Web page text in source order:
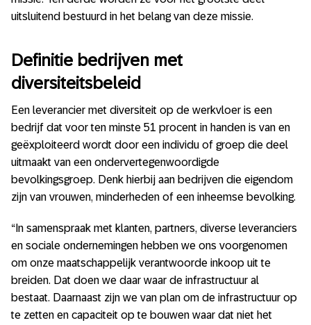
uitsluitend bestuurd in het belang van deze missie.
Definitie bedrijven met
diversiteitsbeleid
Een leverancier met diversiteit op de werkvloer is een
bedrijf dat voor ten minste 51 procent in handen is van en
geëxploiteerd wordt door een individu of groep die deel
uitmaakt van een ondervertegenwoordigde
bevolkingsgroep. Denk hierbij aan bedrijven die eigendom
zijn van vrouwen, minderheden of een inheemse bevolking.
“In samenspraak met klanten, partners, diverse leveranciers
en sociale ondernemingen hebben we ons voorgenomen
om onze maatschappelijk verantwoorde inkoop uit te
breiden. Dat doen we daar waar de infrastructuur al
bestaat. Daarnaast zijn we van plan om de infrastructuur op
te zetten en capaciteit op te bouwen waar dat niet het